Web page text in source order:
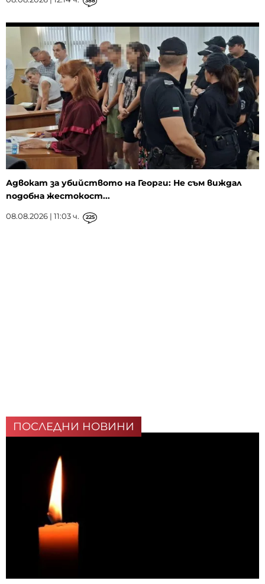
Адвокат за убийството на Георги: Не съм виждал
подобна жестокост...
08.08.2026 | 11:03 ч. 225
ПОСЛЕДНИ НОВИНИ